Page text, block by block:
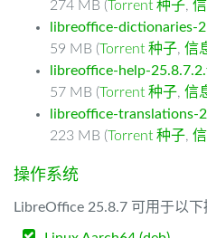
274 MB (Torrent 种子,
libreoffice-dictionaries-
59 MB (Torrent 种子, 信
libreoffice-help-
57 MB (Torrent 种子, 信
libreoffice-translations-
223 MB (Torrent 种子,
操作系统
LibreOffice 25.8.7 可用于以